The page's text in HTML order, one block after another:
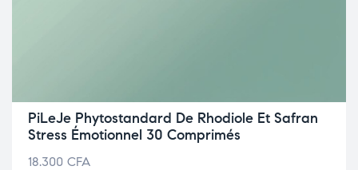
PiLeJe Phytostandard De Rhodiole Et Safran
Stress Émotionnel 30 Comprimés
18.300 CFA